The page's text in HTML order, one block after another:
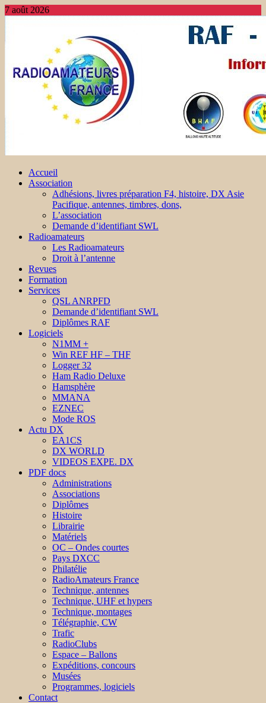
7 août 2026
Accueil
Association
Adhésions, livres préparation F4, histoire, DX Asie
Pacifique, antennes, timbres, dons,
L’association
Demande d’identifiant SWL
Radioamateurs
Les Radioamateurs
Droit à l’antenne
Revues
Formation
Services
QSL ANRPFD
Demande d’identifiant SWL
Diplômes RAF
Logiciels
N1MM +
Win REF HF – THF
Logger 32
Ham Radio Deluxe
Hamsphère
MMANA
EZNEC
Mode ROS
Actu DX
EA1CS
DX WORLD
VIDEOS EXPE. DX
PDF docs
Administrations
Associations
Diplômes
Histoire
Librairie
Matériels
OC – Ondes courtes
Pays DXCC
Philatélie
RadioAmateurs France
Technique, antennes
Technique, UHF et hypers
Technique, montages
Télégraphie, CW
Trafic
RadioClubs
Espace – Ballons
Expéditions, concours
Musées
Programmes, logiciels
Contact